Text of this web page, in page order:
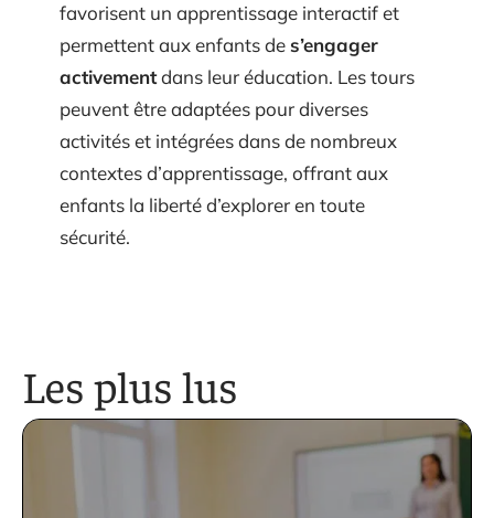
favorisent un apprentissage interactif et
permettent aux enfants des’engager
activementdans leur éducation. Les tours
peuvent être adaptées pour diverses
activités et intégrées dans de nombreux
contextes d’apprentissage, offrant aux
enfants la liberté d’explorer en toute
sécurité.
Les plus lus